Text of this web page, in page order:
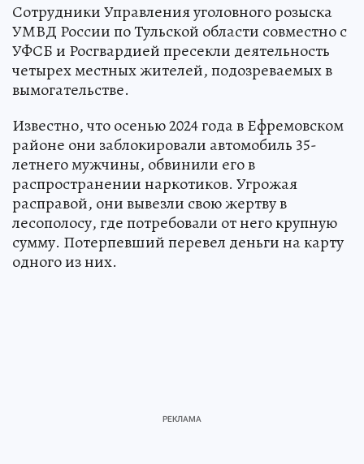
Сотрудники Управления уголовного розыска
УМВД России по Тульской области совместно с
УФСБ и Росгвардией пресекли деятельность
четырех местных жителей, подозреваемых в
вымогательстве.
Известно, что осенью 2024 года в Ефремовском
районе они заблокировали автомобиль 35-
летнего мужчины, обвинили его в
распространении наркотиков. Угрожая
расправой, они вывезли свою жертву в
лесополосу, где потребовали от него крупную
сумму. Потерпевший перевел деньги на карту
одного из них.